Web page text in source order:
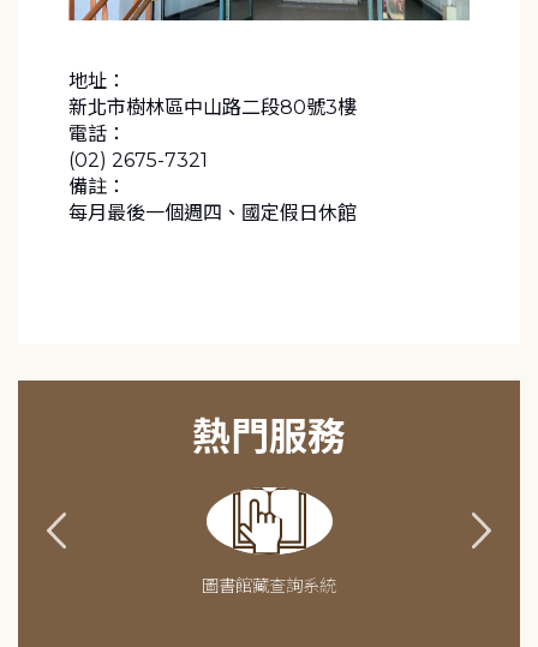
地址：
新北市樹林區中山路二段80號3樓
電話：
(02) 2675-7321
備註：
每月最後一個週四、國定假日休館
熱門服務
圖書館藏查詢系統